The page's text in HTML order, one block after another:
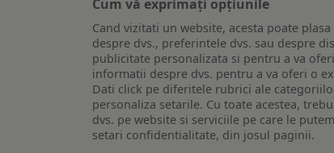
Cum vă exprimați opțiunile
Cand vizitati un website, acesta poate
despre dvs., preferintele dvs. sau despre
publicitate personalizata si pentru a va
informatii despre dvs. pentru a va oferi o
Dati click pe diferitele rubrici ale
personaliza setarile. Cu toate acestea,
dvs. pe website si serviciile pe care le
setari confidentialitate, din josul paginii.